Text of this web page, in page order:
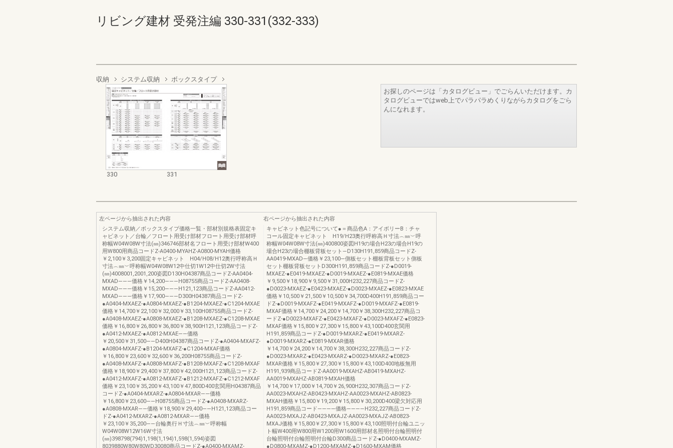
リビング建材 受発注編 330-331(332-333)
収納 システム収納 ボックスタイプ
330 331
お探しのページは「カタログビュー」でごらんいただけます。カ
タログビューではweb上でパラパラめくりながらカタログをごら
んになれます。
左ページから抽出された内容
システム収納／ボックスタイプ価格一覧・部材別規格表固定キ
ャビネット／台輪／フロート用受け部材フロート用受け部材呼
称幅W04W08W寸法(㎜)346746部材名フロート用受け部材W400
用W800用商品コードZ-A0400-MYAHZ-A0800-MYAH価格
￥2,100￥3,200固定キャビネット H04/H08/H12奥行呼称高Ｈ
寸法︵㎜︶呼称幅W04W08W12中仕切1W12中仕切2W寸法
(㎜)4008001,2001,200姿図D130H04387商品コードZ-AA0404-
MXAD―――価格￥14,200―――H08755商品コードZ-AA0408-
MXAD―――価格￥15,200―――H121,123商品コードZ-AA0412-
MXAD―――価格￥17,900―――D300H04387商品コードZ-
●A0404-MXAEZ-●A0804-MXAEZ-●B1204-MXAEZ-●C1204-MXAE
価格￥14,700￥22,100￥32,000￥33,100H08755商品コードZ-
●A0408-MXAEZ-●A0808-MXAEZ-●B1208-MXAEZ-●C1208-MXAE
価格￥16,800￥26,800￥36,800￥38,900H121,123商品コードZ-
●A0412-MXAEZ-●A0812-MXAE――価格
￥20,500￥31,500――D400H04387商品コードZ-●A0404-MXAFZ-
●A0804-MXAFZ-●B1204-MXAFZ-●C1204-MXAF価格
￥16,800￥23,600￥32,600￥36,200H08755商品コードZ-
●A0408-MXAFZ-●A0808-MXAFZ-●B1208-MXAFZ-●C1208-MXAF
価格￥18,900￥29,400￥37,800￥42,000H121,123商品コードZ-
●A0412-MXAFZ-●A0812-MXAFZ-●B1212-MXAFZ-●C1212-MXAF
価格￥23,100￥35,200￥43,100￥47,800D400玄関用H04387商品
コードZ-●A0404-MXARZ-●A0804-MXAR――価格
￥16,800￥23,600――H08755商品コードZ-●A0408-MXARZ-
●A0808-MXAR――価格￥18,900￥29,400――H121,123商品コー
ドZ-●A0412-MXARZ-●A0812-MXAR――価格
￥23,100￥35,200――台輪奥行Ｈ寸法︵㎜︶呼称幅
W04W08W12W16W寸法
(㎜)398798(794)1,198(1,194)1,598(1,594)姿図
8039880W80W80WD30080商品コードZ-●A0400-MXAMZ-
右ページから抽出された内容
キャビネット色記号について●＝商品色A：アイボリーB：チャ
コール固定キャビネット H19/H23奥行呼称高Ｈ寸法︵㎜︶呼
称幅W04W08W寸法(㎜)400800姿図H19の場合H23の場合H19の
場合H23の場合棚板背板セット―D130H191,859商品コードZ-
AA0419-MXAD―価格￥23,100―側板セット棚板背板セット側板
セット棚板背板セットD300H191,859商品コードZ-●D0019-
MXAEZ-●E0419-MXAEZ-●D0019-MXAEZ-●E0819-MXAE価格
￥9,500￥18,900￥9,500￥31,000H232,227商品コードZ-
●D0023-MXAEZ-●E0423-MXAEZ-●D0023-MXAEZ-●E0823-MXAE
価格￥10,500￥21,500￥10,500￥34,700D400H191,859商品コー
ドZ-●D0019-MXAFZ-●E0419-MXAFZ-●D0019-MXAFZ-●E0819-
MXAF価格￥14,700￥24,200￥14,700￥38,300H232,227商品コ
ードZ-●D0023-MXAFZ-●E0423-MXAFZ-●D0023-MXAFZ-●E0823-
MXAF価格￥15,800￥27,300￥15,800￥43,100D400玄関用
H191,859商品コードZ-●D0019-MXARZ-●E0419-MXARZ-
●D0019-MXARZ-●E0819-MXAR価格
￥14,700￥24,200￥14,700￥38,300H232,227商品コードZ-
●D0023-MXARZ-●E0423-MXARZ-●D0023-MXARZ-●E0823-
MXAR価格￥15,800￥27,300￥15,800￥43,100D400地板無用
H191,939商品コードZ-AA0019-MXAHZ-AB0419-MXAHZ-
AA0019-MXAHZ-AB0819-MXAH価格
￥14,700￥17,000￥14,700￥26,900H232,307商品コードZ-
AA0023-MXAHZ-AB0423-MXAHZ-AA0023-MXAHZ-AB0823-
MXAH価格￥15,800￥19,200￥15,800￥30,200D400梁欠対応用
H191,859商品コード――――価格――――H232,227商品コードZ-
AA0023-MXAJZ-AB0423-MXAJZ-AA0023-MXAJZ-AB0823-
MXAJ価格￥15,800￥27,300￥15,800￥43,100照明付台輪ユニッ
ト幅W400用W800用W1200用W1600用部材名照明付台輪照明付
台輪照明付台輪照明付台輪D300商品コードZ-●D0400-MXAMZ-
●D0800-MXAMZ-●D1200-MXAMZ-●D1600-MXAM価格